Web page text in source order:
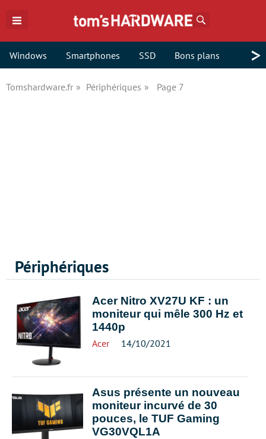
Windows Smartphones SSD Bons plans >
Tomshardware.fr Périphériques Page 7
Périphériques
Acer Nitro XV27U KF : un
moniteur qui mêle 300 Hz et
1440p
Acer 14/10/2021
Asus présente un nouveau
moniteur incurvé de 30
pouces, le TUF Gaming
VG30VQL1A